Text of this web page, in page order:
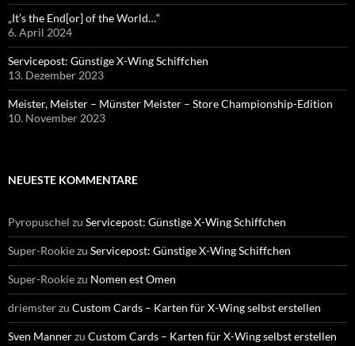
„It’s the End[or] of the World…“
6. April 2024
Servicepost: Günstige X-Wing Schiffchen
13. Dezember 2023
Meister, Meister – Münster Meister – Store Championship-Edition
10. November 2023
NEUESTE KOMMENTARE
Pyropuschel zu Servicepost: Günstige X-Wing Schiffchen
Super-Rookiezu Servicepost: Günstige X-Wing Schiffchen
Super-Rookiezu Nomen est Omen
driemsterzu Custom Cards – Karten für X-Wing selbst erstellen
Sven Mannerzu Custom Cards – Karten für X-Wing selbst erstellen